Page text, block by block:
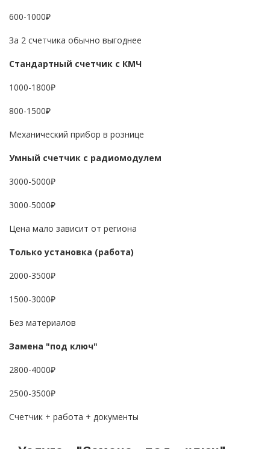
600-1000₽
За 2 счетчика обычно выгоднее
Стандартный счетчик с КМЧ
1000-1800₽
800-1500₽
Механический прибор в рознице
Умный счетчик с радиомодулем
3000-5000₽
3000-5000₽
Цена мало зависит от региона
Только установка (работа)
2000-3500₽
1500-3000₽
Без материалов
Замена "под ключ"
2800-4000₽
2500-3500₽
Счетчик + работа + документы